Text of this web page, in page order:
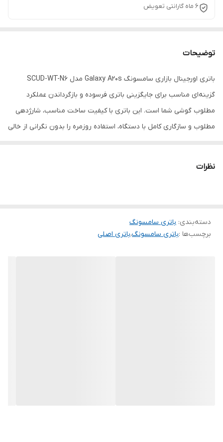
6 ماه گارانتی تعویض
توضیحات
باتری اورجینال بازاری سامسونگ Galaxy A20s مدل SCUD-WT-N6
گزینه‌ای مناسب برای جایگزینی باتری فرسوده و بازگرداندن عملکرد
مطلوب گوشی شما است. این باتری با کیفیت ساخت مناسب، شارژدهی
مطلوب و سازگاری کامل با دستگاه، استفاده روزمره را بدون نگرانی از خالی
نظرات
دسته‌بندی: باتری سامسونگ
برچسب‌ها :باتری سامسونگ،باتری اصلی